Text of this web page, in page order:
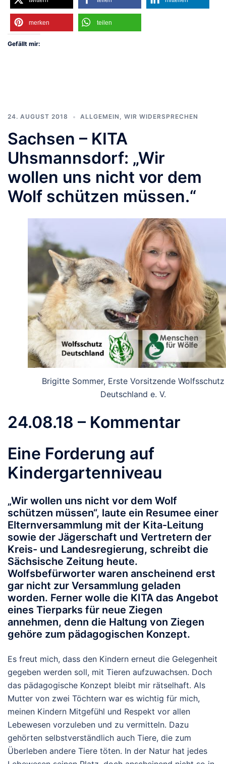
merken teilen
Gefällt mir:
24. AUGUST 2018 ALLGEMEIN WIR WIDERSPRECHEN
Sachsen – KITA
Uhsmannsdorf: „Wir
wollen uns nicht vor dem
Wolf schützen müssen.“
Brigitte Sommer, Erste Vorsitzende Wolfsschutz
Deutschland e. V.
24.08.18 – Kommentar
Eine Forderung auf
Kindergartenniveau
„Wir wollen uns nicht vor dem Wolf
schützen müssen“, laute ein Resumee einer
Elternversammlung mit der Kita-Leitung
sowie der Jägerschaft und Vertretern der
Kreis- und Landesregierung, schreibt die
Sächsische Zeitung heute.
Wolfsbefürworter waren anscheinend erst
gar nicht zur Versammlung geladen
worden. Ferner wolle die KITA das Angebot
eines Tierparks für neue Ziegen
annehmen, denn die Haltung von Ziegen
gehöre zum pädagogischen Konzept.
Es freut mich, dass den Kindern erneut die Gelegenheit
gegeben werden soll, mit Tieren aufzuwachsen. Doch
das pädagogische Konzept bleibt mir rätselhaft. Als
Mutter von zwei Töchtern war es wichtig für mich,
meinen Kindern Mitgefühl und Respekt vor allen
Lebewesen vorzuleben und zu vermitteln. Dazu
gehörten selbstverständlich auch Tiere, die zum
Überleben andere Tiere töten. In der Natur hat jedes